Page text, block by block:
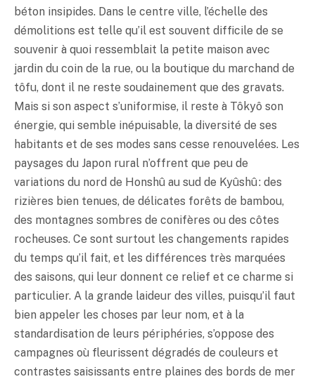
béton insipides. Dans le centre ville, l’échelle des
démolitions est telle qu’il est souvent difficile de se
souvenir à quoi ressemblait la petite maison avec
jardin du coin de la rue, ou la boutique du marchand de
tôfu, dont il ne reste soudainement que des gravats.
Mais si son aspect s’uniformise, il reste à Tôkyô son
énergie, qui semble inépuisable, la diversité de ses
habitants et de ses modes sans cesse renouvelées. Les
paysages du Japon rural n’offrent que peu de
variations du nord de Honshû au sud de Kyûshû : des
rizières bien tenues, de délicates forêts de bambou,
des montagnes sombres de conifères ou des côtes
rocheuses. Ce sont surtout les changements rapides
du temps qu’il fait, et les différences très marquées
des saisons, qui leur donnent ce relief et ce charme si
particulier. A la grande laideur des villes, puisqu’il faut
bien appeler les choses par leur nom, et à la
standardisation de leurs périphéries, s’oppose des
campagnes où fleurissent dégradés de couleurs et
contrastes saisissants entre plaines des bords de mer